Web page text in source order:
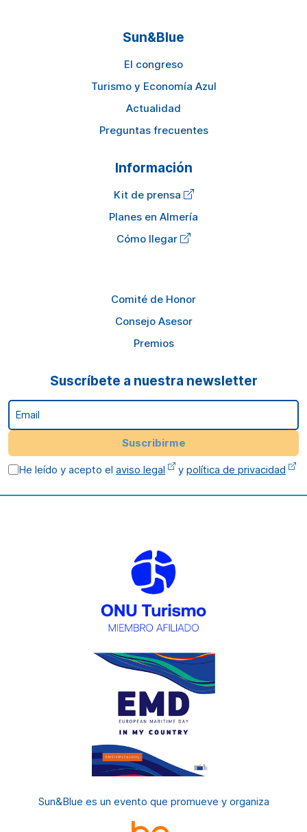
Sun&Blue
El congreso
Turismo y Economía Azul
Actualidad
Preguntas frecuentes
Información
Kit de prensa
Planes en Almería
Cómo llegar
Comité de Honor
Consejo Asesor
Premios
Suscríbete a nuestra newsletter
Email
Suscribirme
He leído y acepto elaviso legal ypolítica de privacidad
Sun&Blue es un evento que promueve y organiza